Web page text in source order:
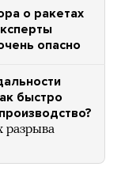
о ракетах
опасно
быстро
разрыва